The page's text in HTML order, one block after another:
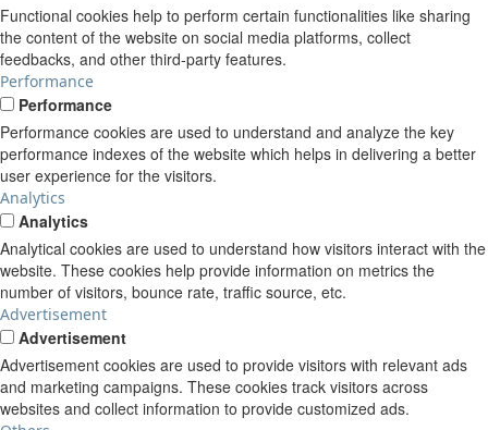
Functional cookies help to perform certain functionalities like sharing
the content of the website on social media platforms, collect
feedbacks, and other third-party features.
Performance
Performance
Performance cookies are used to understand and analyze the key
performance indexes of the website which helps in delivering a better
user experience for the visitors.
Analytics
Analytics
Analytical cookies are used to understand how visitors interact with the
website. These cookies help provide information on metrics the
number of visitors, bounce rate, traffic source, etc.
Advertisement
Advertisement
Advertisement cookies are used to provide visitors with relevant ads
and marketing campaigns. These cookies track visitors across
websites and collect information to provide customized ads.